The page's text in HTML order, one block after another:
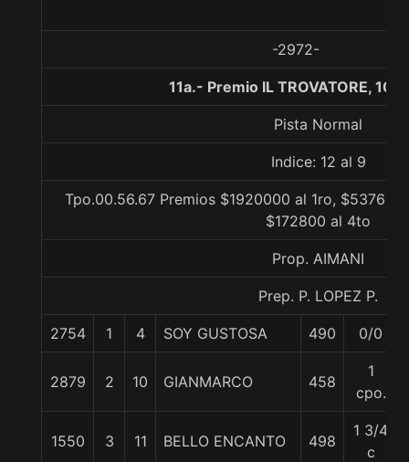
-2972-
11a.- Premio IL TROVATORE,
Pista Normal
Indice: 12 al 9
Tpo.00.56.67 Premios $1920000 al 1ro,
$172800 al 4to
Prop. AIMANI
Prep. P. LOPEZ P.
2754 1 4 SOY GUSTOSA 490 0/0
2879 2 10 GIANMARCO 458
1
cpo.
1550 3 11 BELLO ENCANTO 498
1 3/4
c